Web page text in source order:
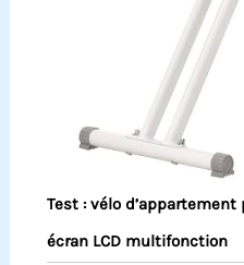
Test : vélo
écran LCD multifonction